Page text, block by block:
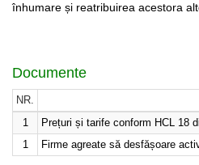
înhumare și reatribuirea acestora
Documente
NR.
1
Prețuri și tarife conform HCL 18
1
Firme agreate să desfășoare